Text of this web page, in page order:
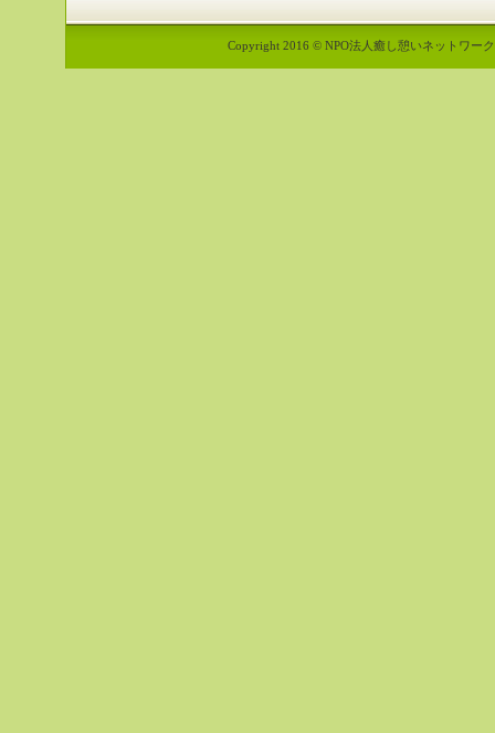
Copyright 2016 © NPO法人癒し憩いネットワー